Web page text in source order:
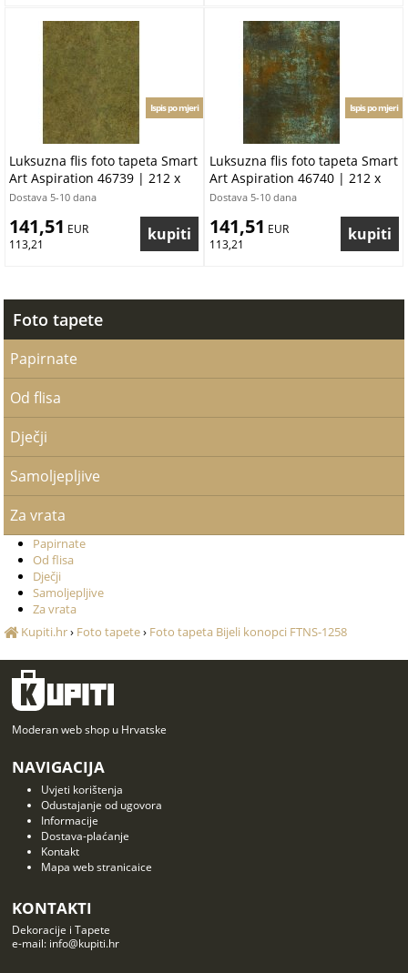
Luksuzna flis foto tapeta Smart
Art Aspiration 46739 | 212 x
270 cm | Ljepilo besplatno
Ispis po mjeri
Dostava 5-10 dana
141,51 EUR
113,21
Luksuzna flis foto tapeta Smart
Art Aspiration 46740 | 212 x
270 cm | Ljepilo besplatno
Ispis po mjeri
Dostava 5-10 dana
141,51 EUR
113,21
Foto tapete
Papirnate
Od flisa
Dječji
Samoljepljive
Za vrata
Papirnate
Od flisa
Dječji
Samoljepljive
Za vrata
Kupiti.hr› Foto tapete› Foto tapeta Bijeli konopci FTNS-1258
Moderan web shop u Hrvatske
NAVIGACIJA
Uvjeti korištenja
Odustajanje od ugovora
Informacije
Dostava-plaćanje
Kontakt
Mapa web stranicaice
KONTAKTI
Dekoracije i Tapete
e-mail: info@kupiti.hr